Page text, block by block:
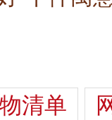
清单